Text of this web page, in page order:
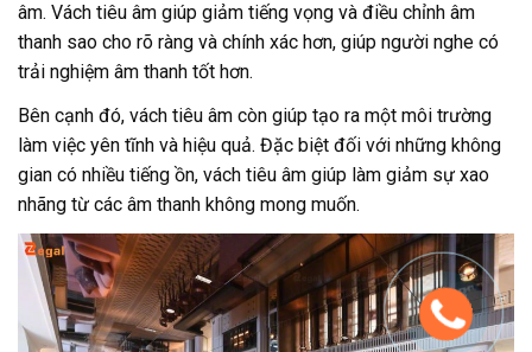
âm. Vách tiêu âm giúp giảm tiếng vọng và điều chỉnh âm
thanh sao cho rõ ràng và chính xác hơn, giúp người nghe có
trải nghiệm âm thanh tốt hơn.
Bên cạnh đó, vách tiêu âm còn giúp tạo ra một môi trường
làm việc yên tĩnh và hiệu quả. Đặc biệt đối với những không
gian có nhiều tiếng ồn, vách tiêu âm giúp làm giảm sự xao
nhãng từ các âm thanh không mong muốn.